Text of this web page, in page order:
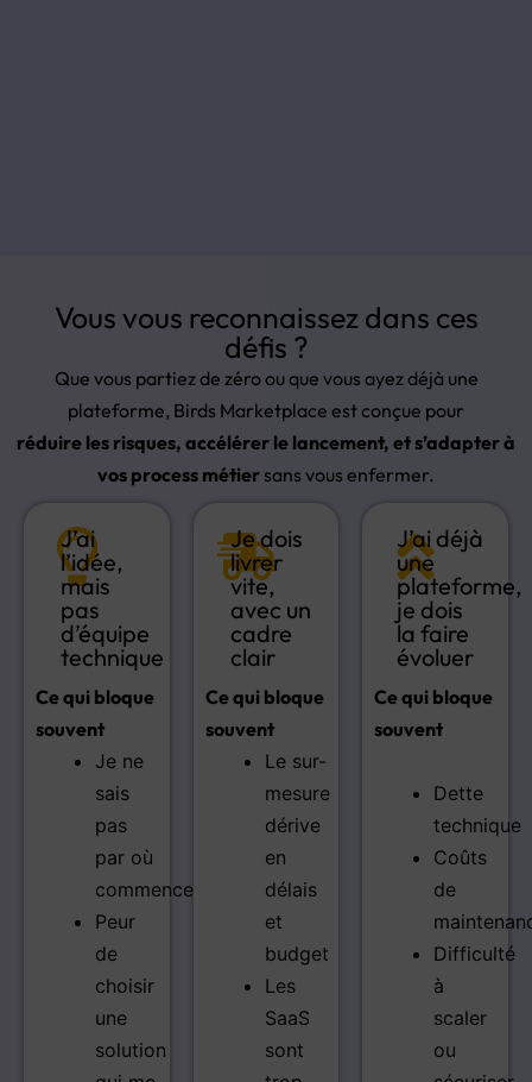
Vous vous reconnaissez dans ces
défis ?
Que vous partiez de zéro ou que vous ayez déjà une
plateforme, Birds Marketplace est conçue pour
réduire les risques, accélérer le lancement, et s’adapter à
vos process métier sans vous enfermer.
J’ai
l’idée,
mais
pas
d’équipe
technique
Ce qui bloque
souvent
Je ne
sais
pas
par où
commencer
Peur
de
choisir
une
solution
Je dois
livrer
vite,
avec un
cadre
clair
Ce qui bloque
souvent
Le sur-
mesure
dérive
en
délais
et
budget
Les
SaaS
sont
J’ai déjà
une
plateforme,
je dois
la faire
évoluer
Ce qui bloque
souvent
Dette
technique
Coûts
de
Difficulté
à
scaler
ou